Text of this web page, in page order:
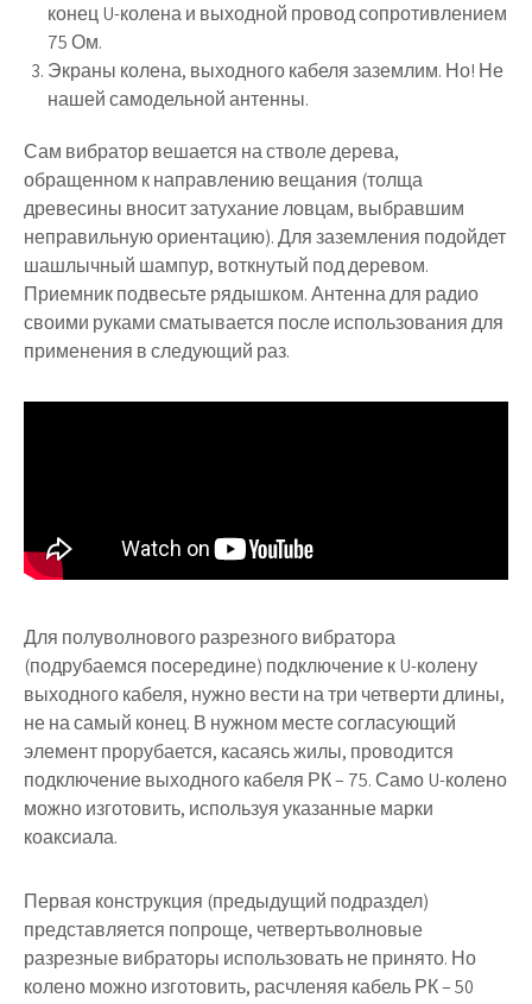
конец U-колена и выходной провод сопротивлением
75 Ом.
Экраны колена, выходного кабеля заземлим. Но! Не
нашей самодельной антенны.
Сам вибратор вешается на стволе дерева,
обращенном к направлению вещания (толща
древесины вносит затухание ловцам, выбравшим
неправильную ориентацию). Для заземления подойдет
шашлычный шампур, воткнутый под деревом.
Приемник подвесьте рядышком. Антенна для радио
своими руками сматывается после использования для
применения в следующий раз.
Для полуволнового разрезного вибратора
(подрубаемся посередине) подключение к U-колену
выходного кабеля, нужно вести на три четверти длины,
не на самый конец. В нужном месте согласующий
элемент прорубается, касаясь жилы, проводится
подключение выходного кабеля РК – 75. Само U-колено
можно изготовить, используя указанные марки
коаксиала.
Первая конструкция (предыдущий подраздел)
представляется попроще, четвертьволновые
разрезные вибраторы использовать не принято. Но
колено можно изготовить, расчленяя кабель РК – 50